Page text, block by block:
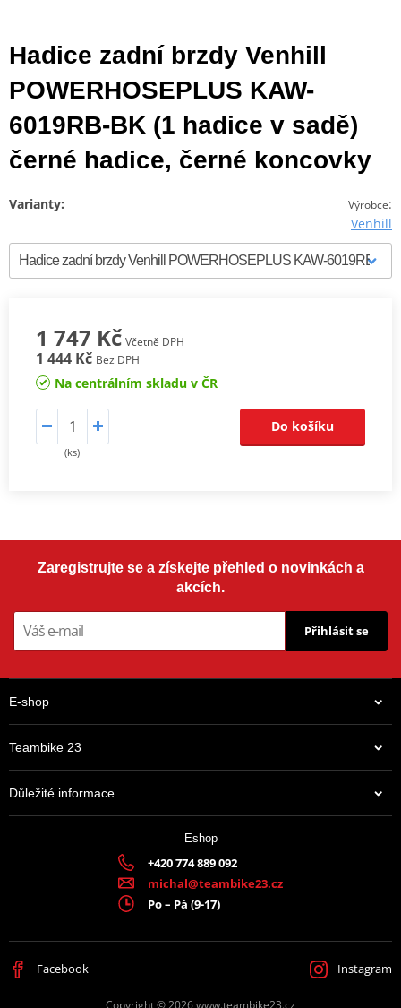
Hadice zadní brzdy Venhill
POWERHOSEPLUS KAW-
6019RB-BK (1 hadice v sadě)
černé hadice, černé koncovky
Výrobce:
Venhill
Varianty:
1 747 Kč Včetně DPH
1 444 Kč Bez DPH
Na centrálním skladu v ČR
(ks)
Do košíku
Zaregistrujte se a získejte přehled o novinkách a
akcích.
Přihlásit se
E-shop
Teambike 23
Důležité informace
Eshop
+420 774 889 092
michal@teambike23.cz
Po – Pá (9-17)
Facebook Instagram
Copyright © 2026 www.teambike23.cz